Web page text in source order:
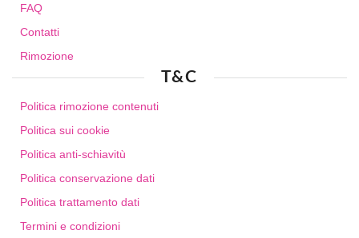
FAQ
Contatti
Rimozione
T&C
Politica rimozione contenuti
Politica sui cookie
Politica anti-schiavitù
Politica conservazione dati
Politica trattamento dati
Termini e condizioni